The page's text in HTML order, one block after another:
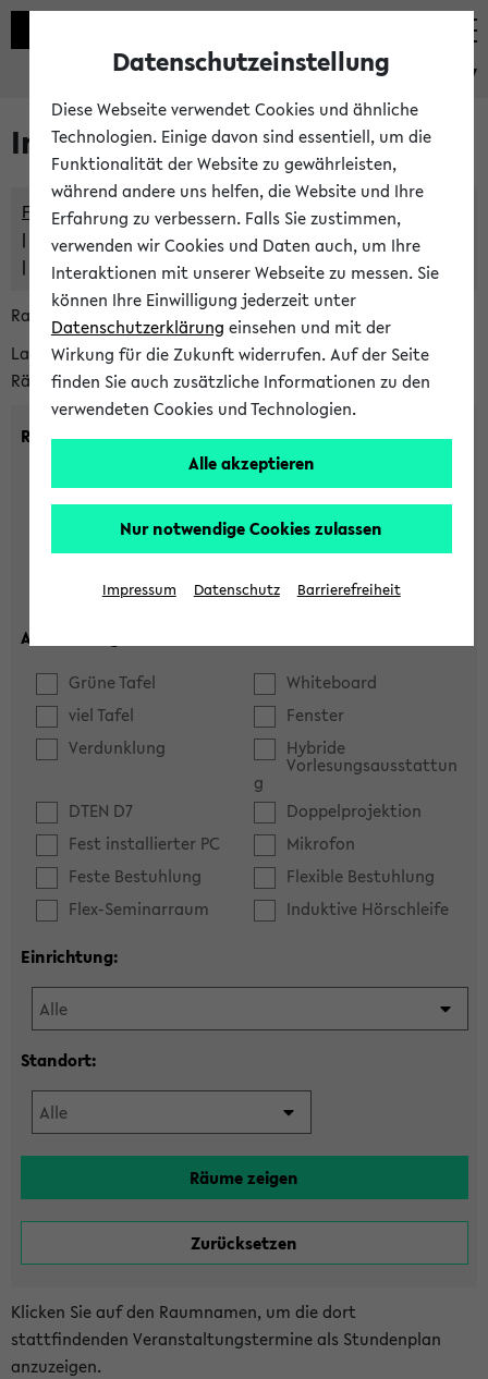
eKVV
Im eKVV verwaltete Räume
Freie Räume und Veranstaltungsüberschneidungen
Raumüberschneidungen
Hinweise der zentralen Raumvergabe
Raumanfragen:
raumvergabe@uni-bielefeld.de
Lassen Sie sich alle Räume anzeigen oder suchen Sie nach
Räumen mit bestimmten Eigenschaften:
Raumkriterien:
max. Plätze:
Ausstattung:
Grüne Tafel
Whiteboard
viel Tafel
Fenster
Verdunklung
Hybride
Vorlesungsausstattun
g
DTEN D7
Doppelprojektion
Fest installierter PC
Mikrofon
Feste Bestuhlung
Flexible Bestuhlung
Flex-Seminarraum
Induktive Hörschleife
Einrichtung:
Standort:
Klicken Sie auf den Raumnamen, um die dort
stattfindenden Veranstaltungstermine als Stundenplan
anzuzeigen.
Datenschutzeinstellung
Diese Webseite verwendet Cookies und ähnliche
Technologien. Einige davon sind essentiell, um die
Funktionalität der Website zu gewährleisten,
während andere uns helfen, die Website und Ihre
Erfahrung zu verbessern. Falls Sie zustimmen,
verwenden wir Cookies und Daten auch, um Ihre
Interaktionen mit unserer Webseite zu messen. Sie
können Ihre Einwilligung jederzeit unter
Datenschutzerklärung einsehen und mit der
Wirkung für die Zukunft widerrufen. Auf der Seite
finden Sie auch zusätzliche Informationen zu den
verwendeten Cookies und Technologien.
Alle akzeptieren
Nur notwendige Cookies zulassen
Impressum Datenschutz Barrierefreiheit